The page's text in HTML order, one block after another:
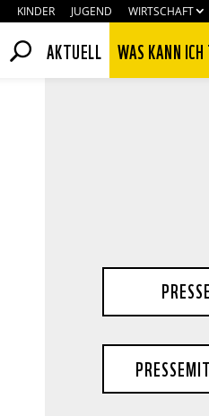
KINDER JUGEND WIRTSCHAFT
AKTUELL WAS KANN